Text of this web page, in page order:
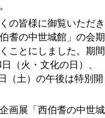
の皆様に御覧いただき
耆の中世城館」の会期
ことにしました。期間
（火・文化の日）、
（土）の午後は特別開
画展「西伯耆の中世城